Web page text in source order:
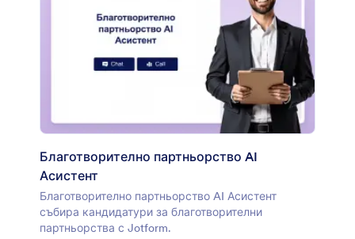
Благотворително партньорство AI
Асистент
Благотворително партньорство AI Асистент
събира кандидатури за благотворителни
партньорства с Jotform.